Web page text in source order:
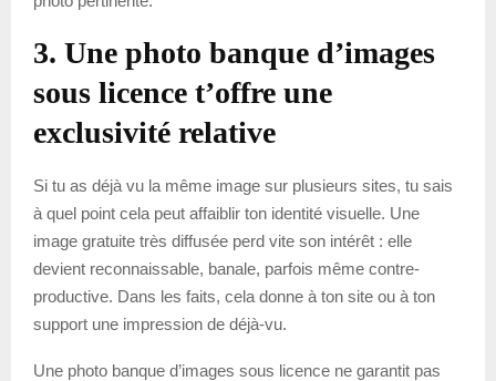
3. Une photo banque d’images
sous licence t’offre une
exclusivité relative
Si tu as déjà vu la même image sur plusieurs sites, tu sais
à quel point cela peut affaiblir ton identité visuelle. Une
image gratuite très diffusée perd vite son intérêt : elle
devient reconnaissable, banale, parfois même contre-
productive. Dans les faits, cela donne à ton site ou à ton
support une impression de déjà-vu.
Une photo banque d’images sous licence ne garantit pas